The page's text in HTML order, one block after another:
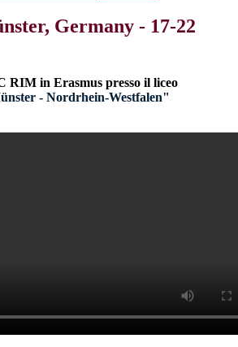
Germany - 17-22
RIM in Erasmus presso il liceo
ünster - Nordrhein-Westfalen"